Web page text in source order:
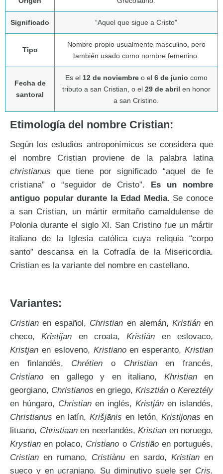
Significado “Aquel que sigue a Cristo”
Tipo
Nombre propio usualmente masculino, pero
también usado como nombre femenino.
Fecha de
santoral
Es el 12 de noviembreo el 6 de junio como
tributo a san Cristian, o el 29 de abril en honor
a san Cristino.
Etimología del nombre Cristian:
Según los estudios antroponímicos se considera que
el nombre Cristian proviene de la palabra latina
christianus que tiene por significado “aquel de fe
cristiana” o “seguidor de Cristo”. Es un nombre
antiguo popular durante la Edad Media. Se conoce
a san Cristian, un mártir ermitaño camaldulense de
Polonia durante el siglo XI. San Cristino fue un mártir
italiano de la Iglesia católica cuya reliquia “corpo
santo” descansa en la Cofradía de la Misericordia.
Cristian es la variante del nombre en castellano.
Variantes:
Cristian en español, Christian en alemán, Kristiánen
checo,Kristijan en croata,Kristián en eslovaco,
Kristjan en esloveno, Kristianoen esperanto, Kristian
en finlandés, Chrétien o Christianen francés,
Cristiano en gallego y en italiano, Khristianen
georgiano, Christianos en griego, Krisztián o Kereztély
en húngaro, Christian en inglés, Kristján en islandés,
Christianus en latín,Krišjānis en letón,Kristijonas en
lituano, Christiaanen neerlandés, Kristian en noruego,
Krystian en polaco, Cristiano o Cristiãoen portugués,
Cristian en rumano, Cristiànu en sardo, Kristianen
sueco y en ucraniano. Su diminutivo suele ser Cris.